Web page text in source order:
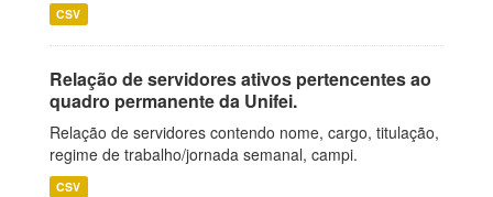
CSV
Relação de servidores ativos pertencentes ao
quadro permanente da Unifei.
Relação de servidores contendo nome, cargo, titulação,
regime de trabalho/jornada semanal, campi.
CSV